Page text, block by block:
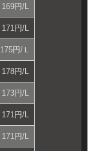
169円/L
171円/L
175円/Ｌ
178円/L
173円/L
171円/L
171円/L